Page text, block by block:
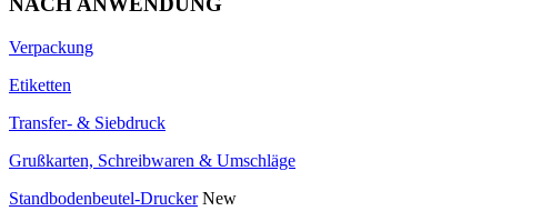
Verpackung
Etiketten
Transfer- & Siebdruck
Grußkarten, Schreibwaren & Umschläge
Standbodenbeutel-Drucker New